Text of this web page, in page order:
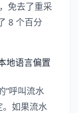
免去了重采
8 个百分
地语言偏置
“呼叫流水
。如果流水